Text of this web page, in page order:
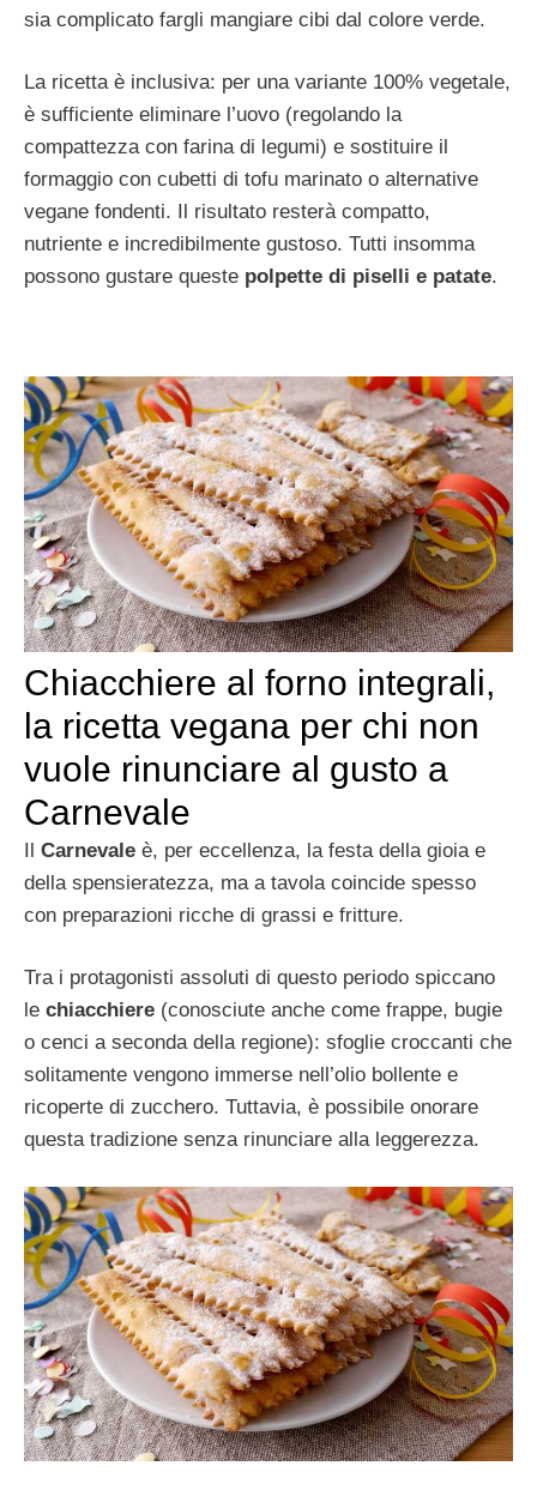
sia complicato fargli mangiare cibi dal colore verde.
La ricetta è inclusiva: per una variante 100% vegetale,
è sufficiente eliminare l’uovo (regolando la
compattezza con farina di legumi) e sostituire il
formaggio con cubetti di tofu marinato o alternative
vegane fondenti. Il risultato resterà compatto,
nutriente e incredibilmente gustoso. Tutti insomma
possono gustare queste polpette di piselli e patate.
Chiacchiere al forno integrali,
la ricetta vegana per chi non
vuole rinunciare al gusto a
Carnevale
Il Carnevale è, per eccellenza, la festa della gioia e
della spensieratezza, ma a tavola coincide spesso
con preparazioni ricche di grassi e fritture.
Tra i protagonisti assoluti di questo periodo spiccano
le chiacchiere (conosciute anche come frappe, bugie
o cenci a seconda della regione): sfoglie croccanti che
solitamente vengono immerse nell’olio bollente e
ricoperte di zucchero. Tuttavia, è possibile onorare
questa tradizione senza rinunciare alla leggerezza.